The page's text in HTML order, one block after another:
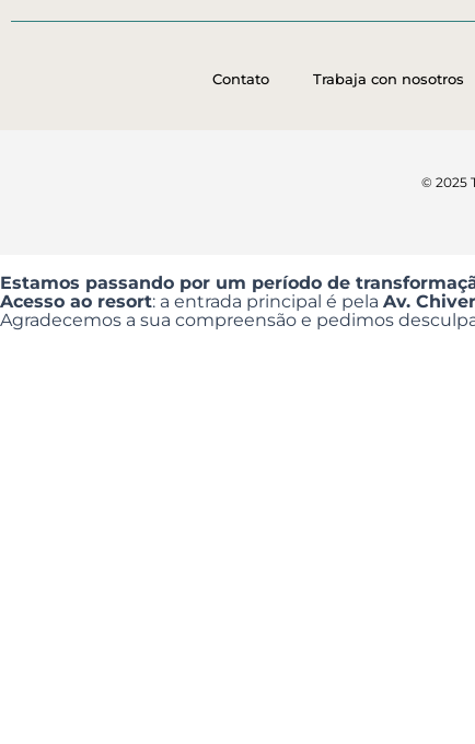
Contato Trabaja con nosotros
© 2025
Estamos passando por um período de
Acesso ao resort: a entrada principal é pela Av.
Agradecemos a sua compreensão e pedimos